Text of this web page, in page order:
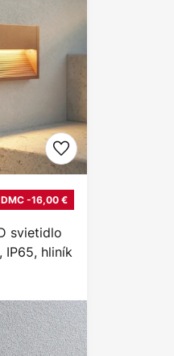
svietidlo
IP65, hliník
DMC -16,00 €